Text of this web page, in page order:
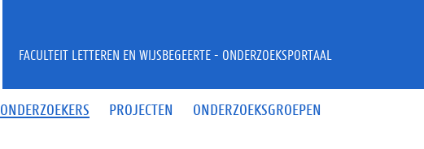
ONDERZOEKERS PROJECTEN ONDERZOEKSGROEPEN
FACULTEIT LETTEREN EN WIJSBEGEERTE - ONDERZOEKSPORTAAL